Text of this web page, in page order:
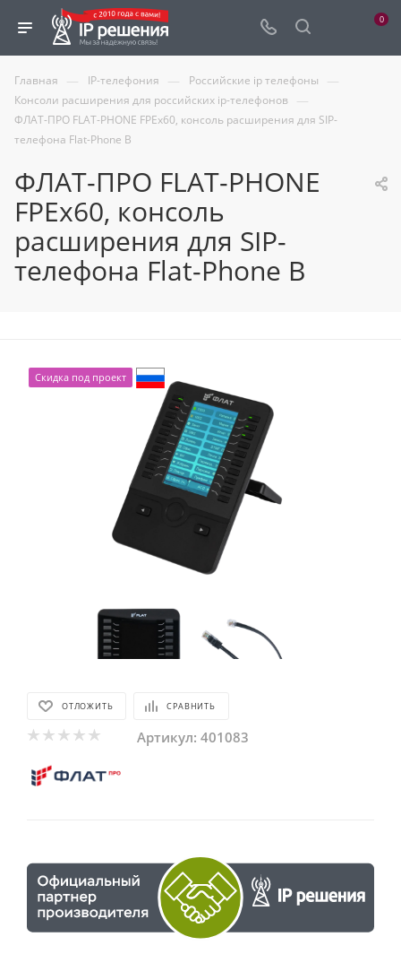
0
Главная — IP-телефония — Российские ip телефоны —
Консоли расширения для российских ip-телефонов —
ФЛАТ-ПРО FLAT-PHONE FPEx60, консоль расширения для SIP-
телефона Flat-Phone B
ФЛАТ-ПРО FLAT-PHONE
FPEx60, консоль
расширения для SIP-
телефона Flat-Phone B
Скидка под проект
ОТЛОЖИТЬ СРАВНИТЬ
Артикул: 401083